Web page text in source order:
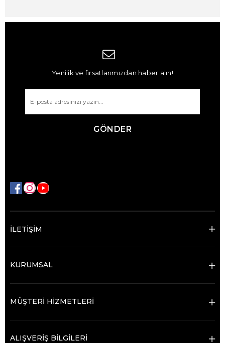
Yenilik ve fırsatlarımızdan haber alın!
GÖNDER
İLETİŞİM
KURUMSAL
MÜŞTERİ HİZMETLERİ
ALIŞVERİŞ BİLGİLERİ